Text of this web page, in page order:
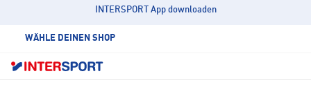
INTERSPORT App downloaden
WÄHLE DEINEN SHOP